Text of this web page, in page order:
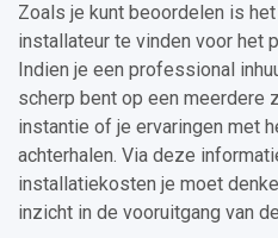
Zoals je kunt beoordelen is
installateur te vinden voor het
Indien je een professional
scherp bent op een meerdere
instantie of je ervaringen met
achterhalen. Via deze
installatiekosten je moet
inzicht in de vooruitgang van